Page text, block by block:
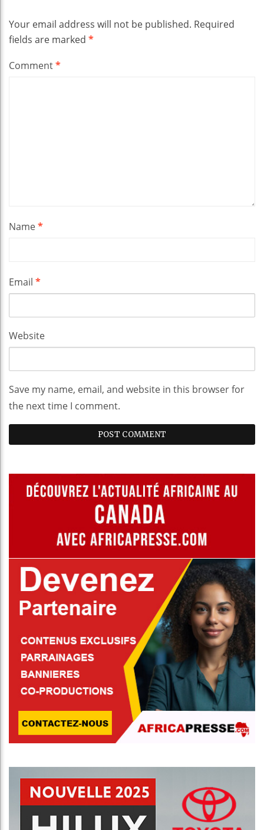
Your email address will not be published. Required
fields are marked *
Comment*
Name*
Email *
Website
Save my name, email, and website in this browser for
the next time I comment.